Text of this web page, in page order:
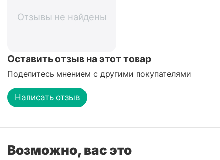
Отзывы не найдены
Оставить отзыв на этот товар
Поделитесь мнением с другими покупателями
Написать отзыв
Возможно, вас это